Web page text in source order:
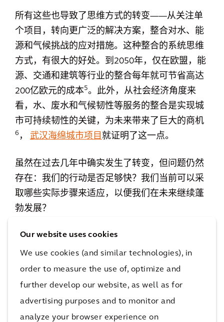
Our website uses cookies
We use cookies (and similar technologies), in
order to measure the use of, optimize and
further develop our website, as well as for
advertising purposes and to monitor and
analyze your browser experience on
所有这些也导致了思维方式的转变——从关注单
个项目，转向更广泛的解决方案，整合对水、能
源和气候挑战的应对措施。这种整合的系统思维
方式，有很大的好处。到2050年，仅在欧盟，能
源、交通和建筑等行业的整合每年就可节省高达
200亿欧元的成本5。此外，从社会经济角度来
看，水、废水和气候韧性等服务的整合是实现城
市可持续韧性的关键，为未来带来了巨大的商机
6 ， 武汉海绵城市项目 就证明了这一点。
虽然在过去几年中确实发生了转变，但问题仍然
存在：我们的行动是否足够快？我们当前可以采
取哪些实际步骤来适应，以便我们在未来继续蓬
勃发展？
我们这个时代最大的机遇
说实话，我们这个时代最大的推动力是可持续的
行为，由创新和数字工具提供支持，为我们的城
市建立韧性。作为一个行业，我们有一个重要的
机会，通过关注可持续发展和运营来帮助减轻气
候变化的影响。然而，IPCC警告我们已经落后，